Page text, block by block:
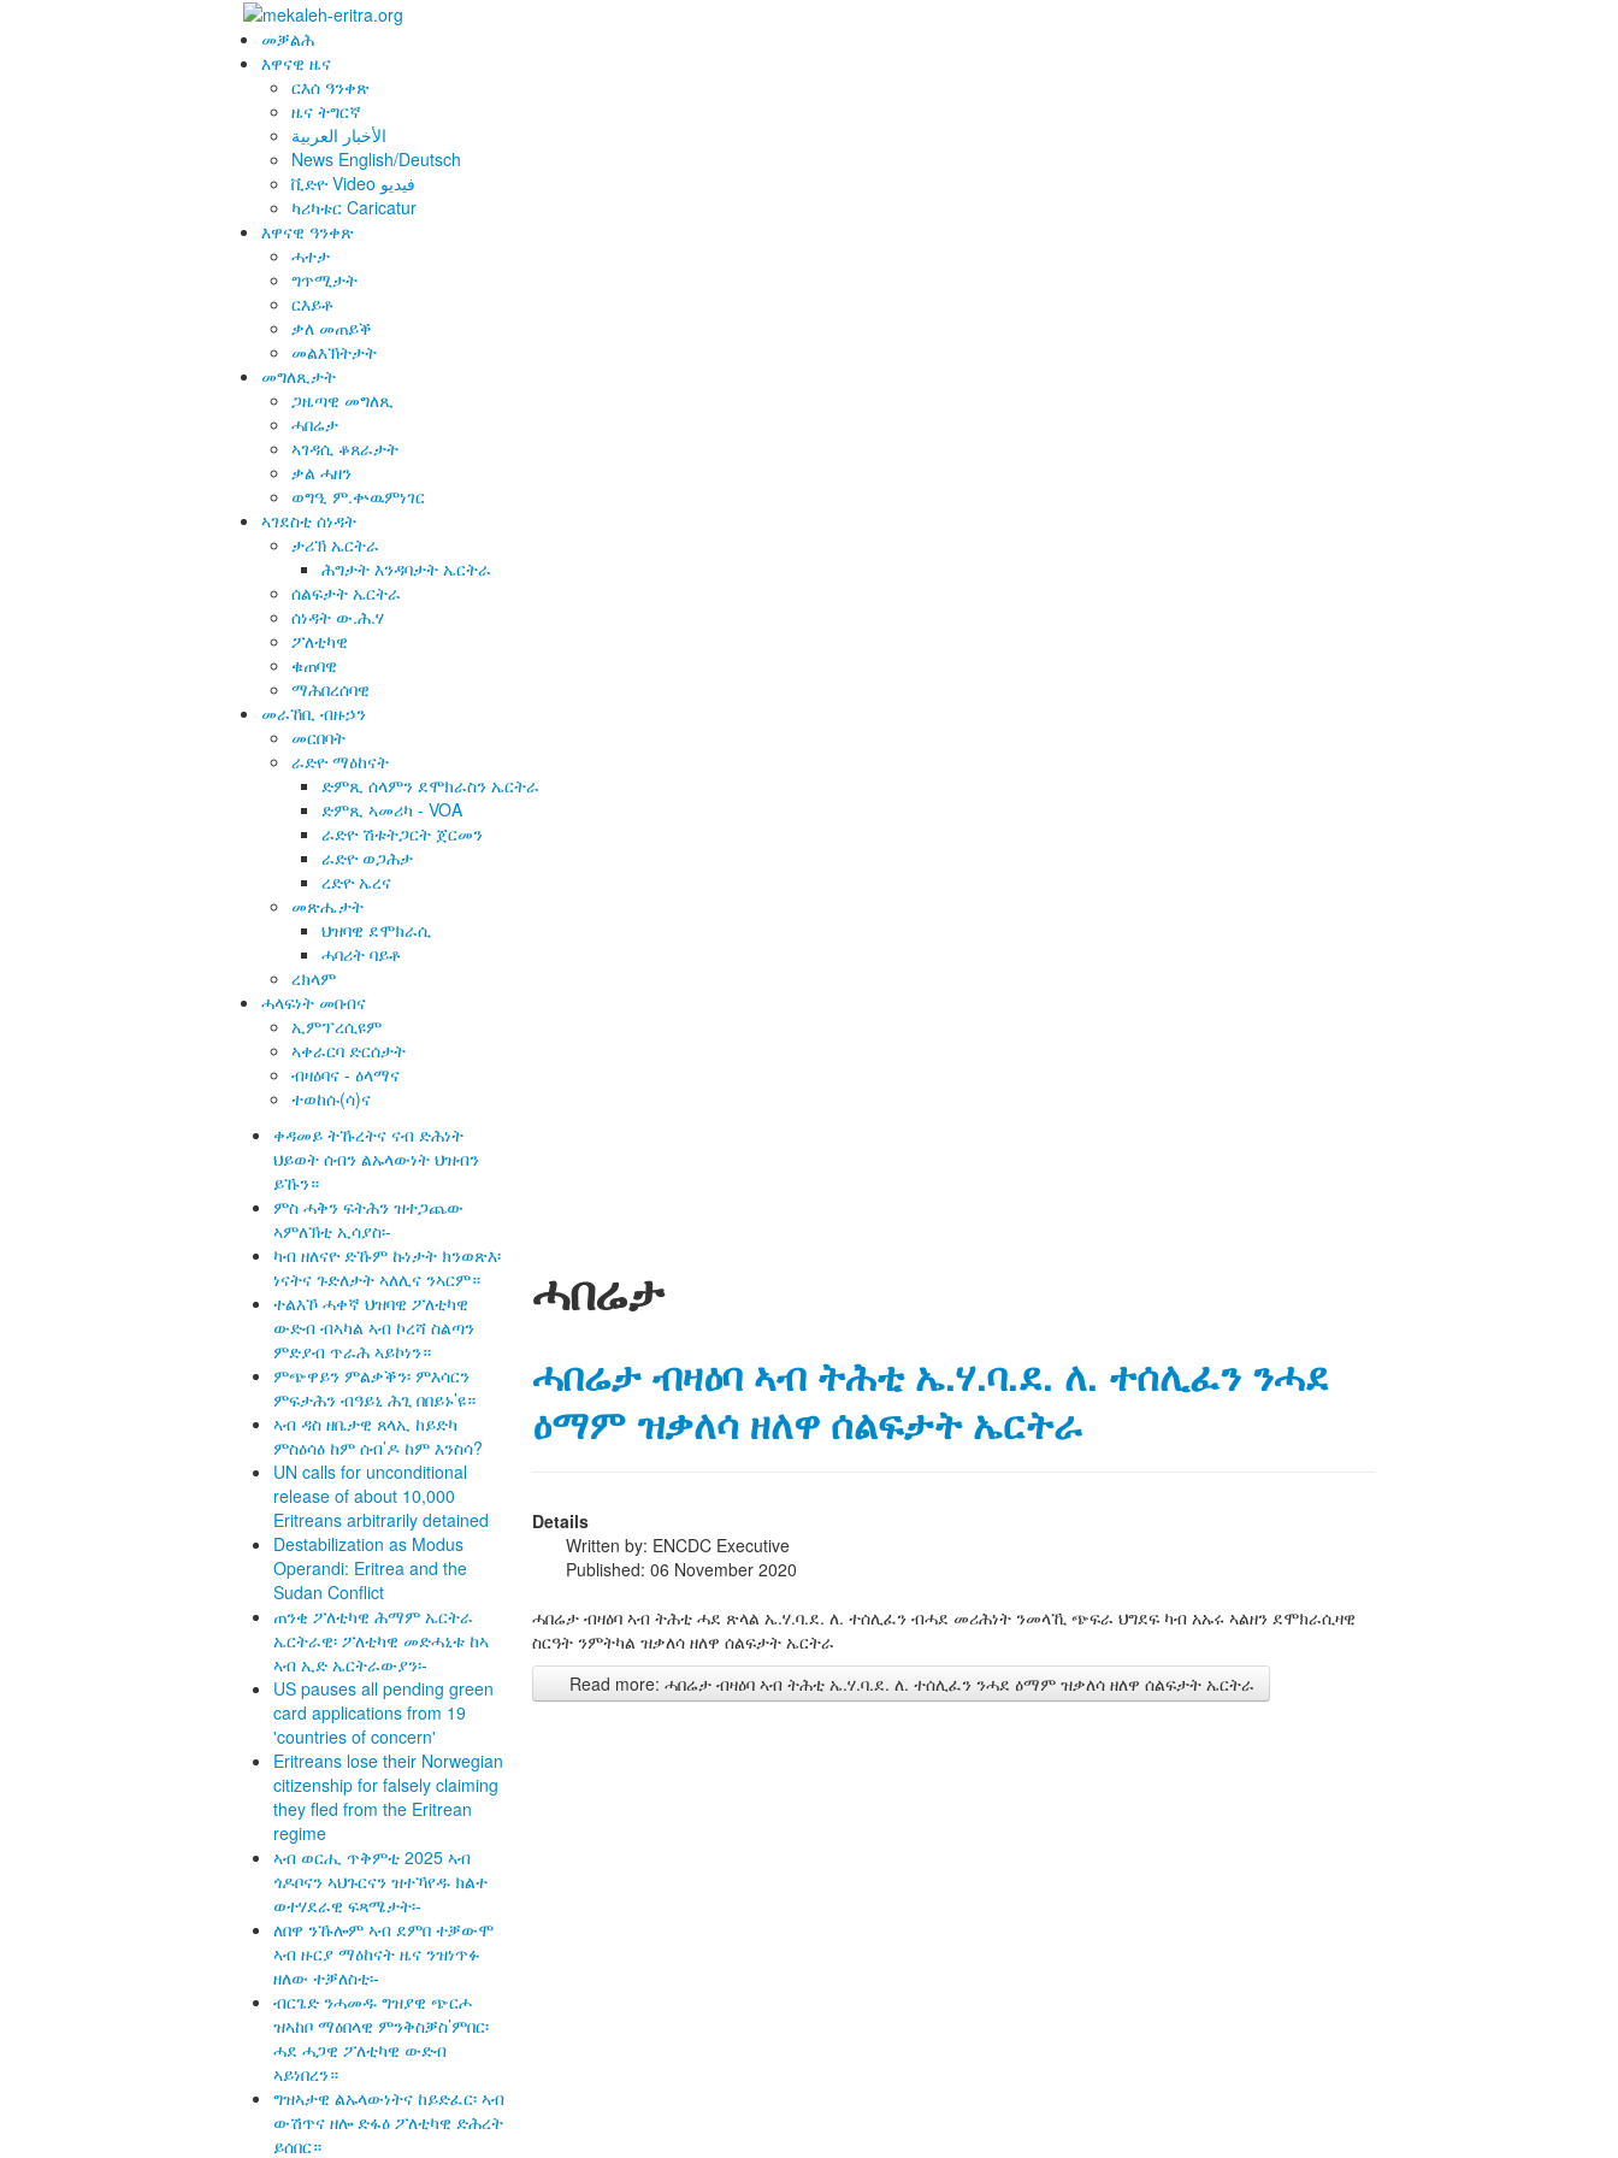
መቓልሕ
እዋናዊ ዜና
ርእሰ ዓንቀጽ
ዜና ትግርኛ
الأخبار العربية
News English/Deutsch
ቪድዮ Video فيديو
ካሪካቱር Caricatur
እዋናዊ ዓንቀጽ
ሓተታ
ግጥሚታት
ርእይቶ
ቃለ መጠይቕ
መልእኽትታት
መግለጺታት
ጋዜጣዊ መግለጺ
ሓበሬታ
ኣገዳሲ ቆጸራታት
ቃል ሓዘን
ወግዒ ም.ቍዉምነገር
ኣገደስቲ ሰነዳት
ታሪኽ ኤርትራ
ሕግታት እንዳባታት ኤርትራ
ሰልፍታት ኤርትራ
ሰነዳት ው.ሕ.ሃ
ፖለቲካዊ
ቁጠባዊ
ማሕበረሰባዊ
መራኸቢ ብዙኃን
መርበባት
ራድዮ ማዕከናት
ድምጺ ሰላምን ደሞክራስን ኤርትራ
ድምጺ ኣመሪካ - VOA
ራድዮ ሽቱትጋርት ጀርመን
ራድዮ ወጋሕታ
ረድዮ ኤረና
መጽሔታት
ህዝባዊ ደሞክራሲ
ሓባሪት ባይቶ
ረክላም
ሓላፍነት መበብና
ኢምፕረሲዩም
ኣቀራርባ ድርሰታት
ብዛዕባና - ዕላማና
ተወከሱ(ሳ)ና
ቀዳመይ ትኹረትና ናብ ድሕነት
ህይወት ሰብን ልኡላውነት ህዝብን
ይኹን።
ምስ ሓቅን ፍትሕን ዝተጋጨው
ኣምለኽቲ ኢሳያስ፡-
ካብ ዘለናዮ ድኹም ኩነታት ክንወጽእ፡
ነናትና ጉድለታት ኣለሊና ንኣርም።
ተልእኾ ሓቀኛ ህዝባዊ ፖለቲካዊ
ውድብ ብኣካል ኣብ ኮረሻ ስልጣን
ምድያብ ጥራሕ ኣይኮነን።
ምጭዋይን ምልቃቕን፡ ምእሳርን
ምፍታሕን ብዓይኒ ሕጊ በበይኑ’ዩ።
ኣብ ዳስ ዘቤታዊ ጸላኢ ከይድካ
ምስዕሳዕ ከም ሰብ’ዶ ከም እንስሳ?
UN calls for unconditional
release of about 10,000
Eritreans arbitrarily detained
Destabilization as Modus
Operandi: Eritrea and the
Sudan Conflict
ጠንቂ ፖለቲካዊ ሕማም ኤርትራ
ኤርትራዊ፡ ፖለቲካዊ መድሓኒቱ ከኣ
ኣብ ኢድ ኤርትራውያን፡-
US pauses all pending green
card applications from 19
'countries of concern'
Eritreans lose their Norwegian
citizenship for falsely claiming
they fled from the Eritrean
regime
ኣብ ወርሒ ጥቅምቲ 2025 ኣብ
ጎዶቦናን ኣህጉርናን ዝተኻየዱ ክልተ
ወተሃደራዊ ፍጻሜታት፡-
ለበዋ ንኹሎም ኣብ ደምበ ተቓውሞ
ኣብ ዙርያ ማዕከናት ዜና ንዝነጥፉ
ዘለው ተቓለስቲ፡-
ብርጌድ ንሓመዱ ግዝያዊ ጭርሖ
ዝኣከቦ ማዕበላዊ ምንቅስቓስ’ምበር፡
ሓደ ሓጋዊ ፖለቲካዊ ውድብ
ኣይነበረን።
ግዝኣታዊ ልኡላውነትና ከይድፈር፡ ኣብ
ውሽጥና ዘሎ ድፋዕ ፖለቲካዊ ድሕረት
ይሰበር።
ሓበሬታ
ሓበሬታ ብዛዕባ ኣብ ትሕቲ ኤ.ሃ.ባ.ደ. ለ. ተሰሊፈን ንሓደ
ዕማም ዝቃለሳ ዘለዋ ሰልፍታት ኤርትራ
Details
Written by: ENCDC Executive
Published: 06 November 2020
ሓበሬታ ብዛዕባ ኣብ ትሕቲ ሓደ ጽላል ኤ.ሃ.ባ.ደ. ለ. ተሰሊፈን ብሓደ መሪሕነት ንመላኺ ጭፍራ ህግደፍ ካብ አኡሩ ኣልዘን ደሞክራሲዛዊ
ስርዓት ንምትካል ዝቃለሳ ዘለዋ ሰልፍታት ኤርትራ
Read more: ሓበሬታ ብዛዕባ ኣብ ትሕቲ ኤ.ሃ.ባ.ደ. ለ. ተሰሊፈን ንሓደ ዕማም ዝቃለሳ ዘለዋ ሰልፍታት ኤርትራ